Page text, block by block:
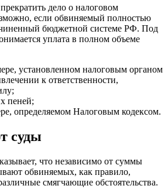
дело о налоговом
если обвиняемый полностью
бюджетной системе РФ. Под
уплата в полном объеме
установленном налоговым органом
к ответственности,
пеней;
определяемом Налоговым кодексом.
суды
что независимо от суммы
обвиняемых, как правило,
смягчающие обстоятельства.